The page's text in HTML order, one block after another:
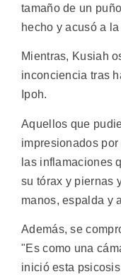
tamaño de un
hecho y acusó a
Mientras, Kusiah
inconciencia tras
Ipoh.
Aquellos que
impresionados
las inflamaciones
su tórax y piernas
manos, espalda y
Además, se
"Es como una
inició esta